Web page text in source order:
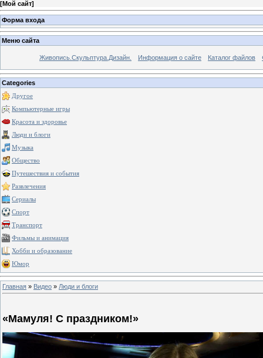
[Мой сайт]
Форма входа
Меню сайта
Живопись.Скульптура.Дизайн. Информация о сайте Каталог файлов
Categories
Другое
Компьютерные игры
Красота и здоровье
Люди и блоги
Музыка
Общество
Путешествия и события
Развлечения
Сериалы
Спорт
Транспорт
Фильмы и анимация
Хобби и образование
Юмор
Главная » Видео » Люди и блоги
«Мамуля! С праздником!»